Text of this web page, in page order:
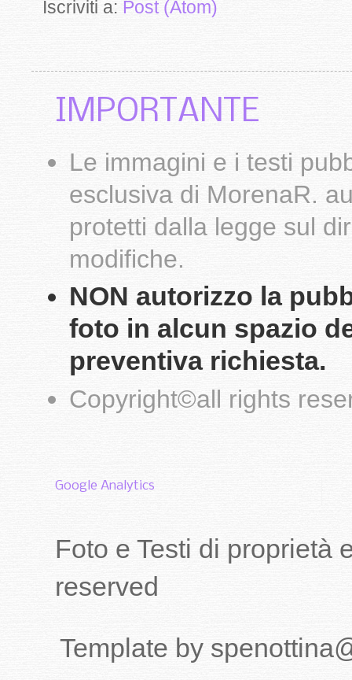
Iscriviti a: Post (Atom)
IMPORTANTE
Le immagini e i testi
esclusiva di MorenaR.
protetti dalla legge sul
modifiche.
NON autorizzo la
foto in alcun spazio
preventiva richiesta.
Copyright©all rights
Google Analytics
Foto e Testi di proprietà
reserved
Template by